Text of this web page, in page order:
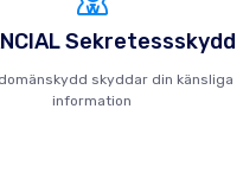
Sekretessskydd
skyddar din känsliga
information